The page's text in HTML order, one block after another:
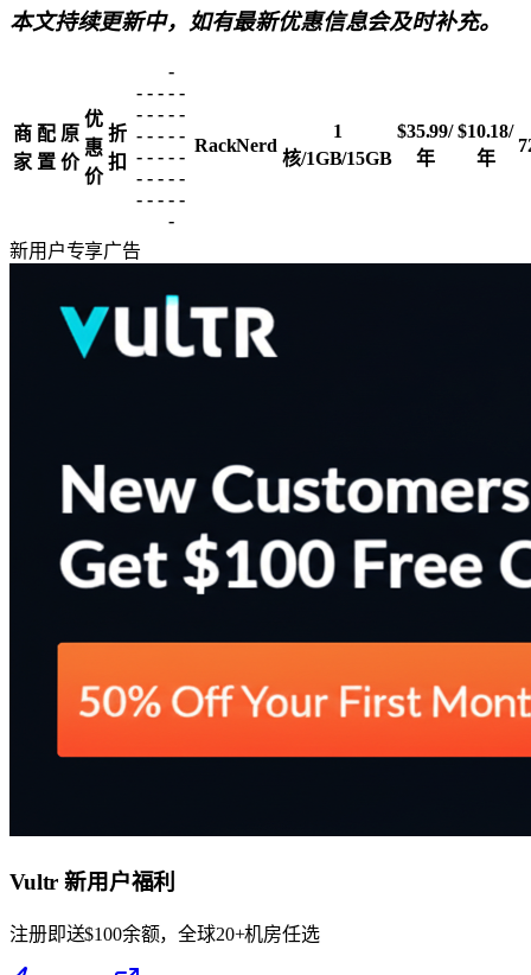
本文持续更新中，如有最新优惠信息会及时补充。
商
家
配
置
原
价
优
惠
价
折
扣
-
-
-
-
-
-
-
-
-
-
-
-
-
-
-
-
-
-
-
-
-
-
-
-
-
-
-
-
-
-
-
-
RackNerd
1
核/1GB/15GB
$35.99/
年
$10.18/
年
新用户专享广告
Vultr 新用户福利
注册即送$100余额，全球20+机房任选